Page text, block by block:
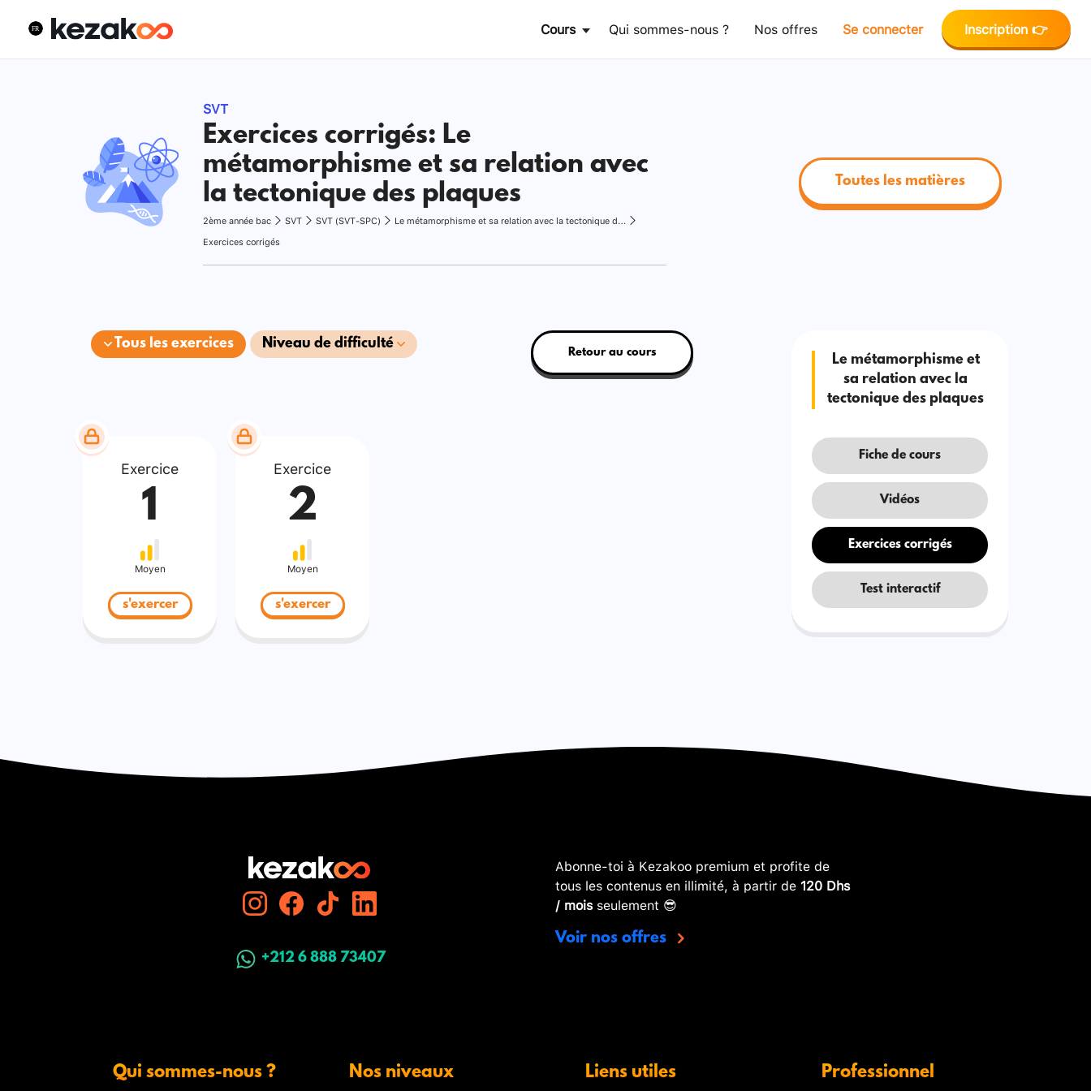
Cours Qui sommes-nous ? Nos offres Se connecter Inscription 👉
SVT
Exercices corrigés: Le
métamorphisme et sa relation avec
la tectonique des plaques
2ème année bac SVT SVT (SVT-SPC)
Le métamorphisme et sa relation avec la tectonique des plaques
Exercices corrigés
Toutes les matières
Tous les exercices Niveau de difficulté
Retour au cours
Exercice
1
Moyen
s'exercer
Exercice
2
Moyen
s'exercer
Le métamorphisme et
sa relation avec la
tectonique des plaques
Fiche de cours
Vidéos
Exercices corrigés
Test interactif
+212 6 888 73407
Abonne-toi à Kezakoo premium et profite de
tous les contenus en illimité, à partir de 120 Dhs
/ moisseulement 😎
Voir nos offres
Qui sommes-nous ? Nos niveaux Liens utiles Professionnel